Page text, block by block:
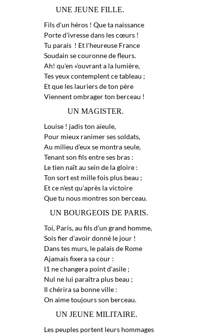
UNE JEUNE FILLE.
Fils d'un héros ! Que ta naissance
Porte d'ivresse dans les cœurs !
Tu parais ! Et l'heureuse France
Soudain se couronne de fleurs.
Ah! qu'en «'ouvrant a la lumière,
Tes yeux contemplent ce tableau ;
Et que les lauriers de ton père
Viennent ombrager ton berceau !
UN MAGISTER.
Louise ! jadis ton aïeule,
Pour mieux ranimer ses soldats,
Au milieu d'eux se montra seule,
Tenant son fils entre ses bras :
Le tien naît au sein de la gloire :
Ton sort est mille fois plus beau ;
Et ce n'est qu'après la victoire
Que tu nous montres son berceau.
UN BOURGEOIS DE PARIS.
Toi, Paris, au fils d'un grand homme,
Sois fier d'avoir donné le jour !
Dans tes murs, le palais de Rome
Ajamais fixera sa cour :
I1 ne changera point d'asile ;
Nul ne lui paraîtra plus beau ;
Il chérira sa bonne ville :
On aime toujours son berceau.
UN JEUNE MILITAIRE.
Les peuples portent leurs hommages